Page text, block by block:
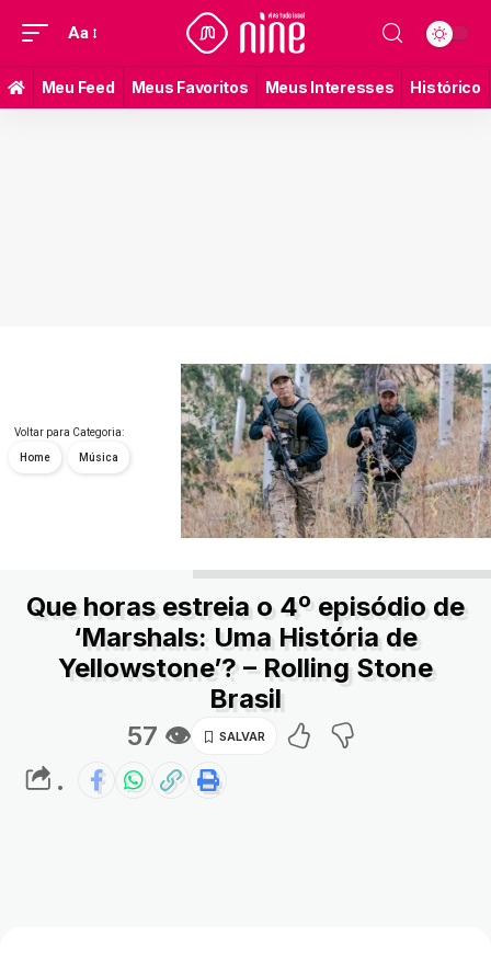
Aa
Meu Feed Meus Favoritos Meus Interesses Histórico
Voltar para Categoria:
Home Música
Que horas estreia o 4º episódio de
‘Marshals: Uma História de
Yellowstone’? – Rolling Stone
Brasil
57 👁
.